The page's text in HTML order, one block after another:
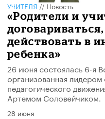
УЧИТЕЛЯ//Новость
«Родители и
действовать в
ребенка»
26 июня состоялась 6-я
организованная
педагогического
Артемом Соловейчиком.
28 июня